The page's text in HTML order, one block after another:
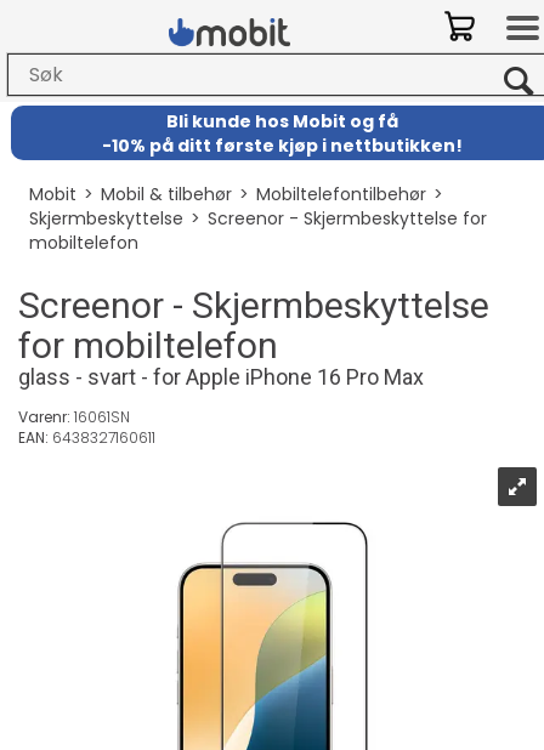
Bli kunde hos Mobit og få
-10% på ditt første kjøp i nettbutikken!
Mobit>Mobil & tilbehør>Mobiltelefontilbehør>
Skjermbeskyttelse>Screenor - Skjermbeskyttelse for
mobiltelefon
Screenor - Skjermbeskyttelse
for mobiltelefon
glass - svart - for Apple iPhone 16 Pro Max
Varenr: 16061SN
EAN: 6438327160611